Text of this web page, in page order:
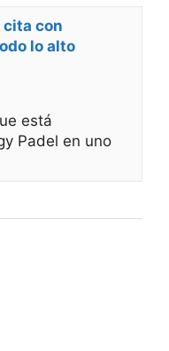
cita con
lo alto
está
Padel en uno